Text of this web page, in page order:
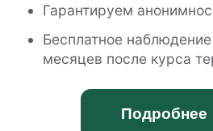
Гарантируем
Бесплатное
месяцев после курса
Подробнее